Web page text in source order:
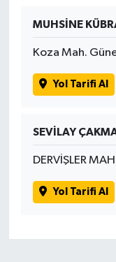
MUHSİNE
Koza Mah.
Yol Tarifi Al
SEVİLAY
DERVİŞLER
Yol Tarifi Al
SAĞLIK